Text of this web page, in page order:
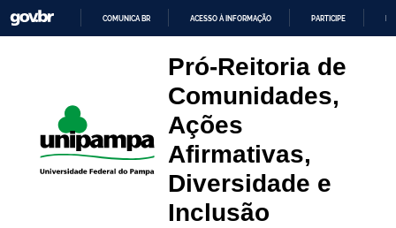
para
o
O
CONTEÚDO
COMUNICA BR ACESSO À INFORMAÇÃO PARTICIPE
Pró-Reitoria de
Comunidades,
Ações
Afirmativas,
Diversidade e
Inclusão